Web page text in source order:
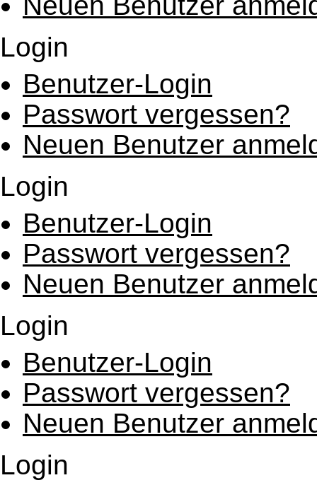
Login
Benutzer-Login
Passwort vergessen?
Neuen Benutzer
Login
Benutzer-Login
Passwort vergessen?
Neuen Benutzer
Login
Benutzer-Login
Passwort vergessen?
Neuen Benutzer
Login